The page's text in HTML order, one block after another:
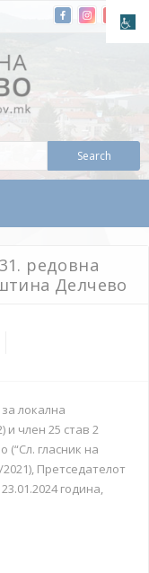
редовна
Делчево
локална
и член 25 став 2
гласник на
Претседателот
година,